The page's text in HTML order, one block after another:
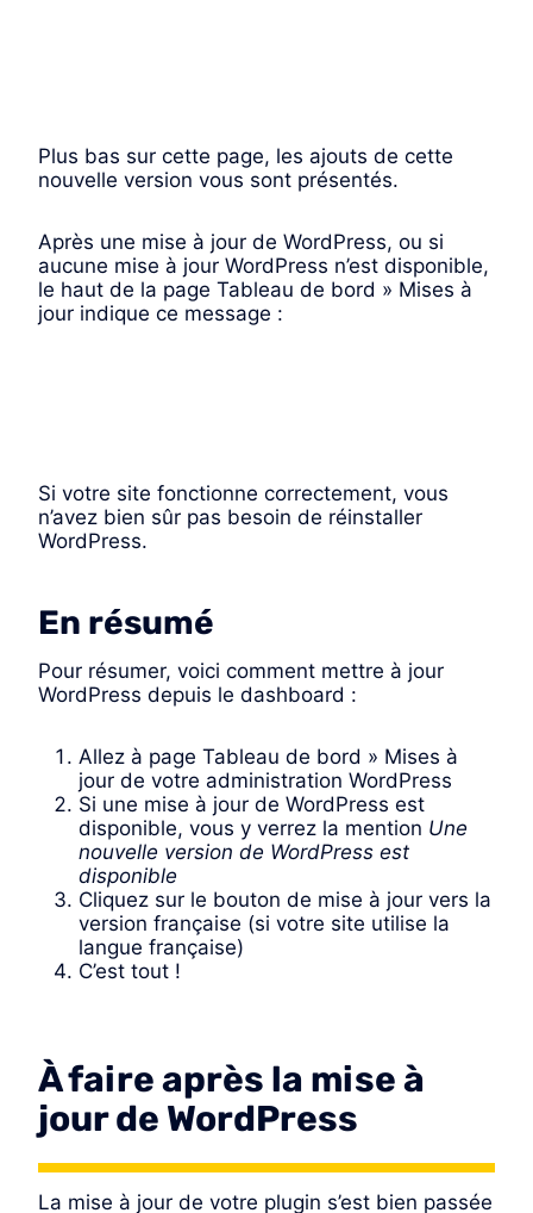
Plus bas sur cette page, les ajouts de cette
nouvelle version vous sont présentés.
Après une mise à jour de WordPress, ou si
aucune mise à jour WordPress n’est disponible,
le haut de la page Tableau de bord » Mises à
jour indique ce message :
Si votre site fonctionne correctement, vous
n’avez bien sûr pas besoin de réinstaller
WordPress.
En résumé
Pour résumer, voici comment mettre à jour
WordPress depuis le dashboard :
Allez à page Tableau de bord » Mises à
jour de votre administration WordPress
Si une mise à jour de WordPress est
disponible, vous y verrez la mention Une
nouvelle version de WordPress est
disponible
Cliquez sur le bouton de mise à jour vers la
version française (si votre site utilise la
langue française)
C’est tout !
À faire après la mise à
jour de WordPress
La mise à jour de votre plugin s’est bien passée